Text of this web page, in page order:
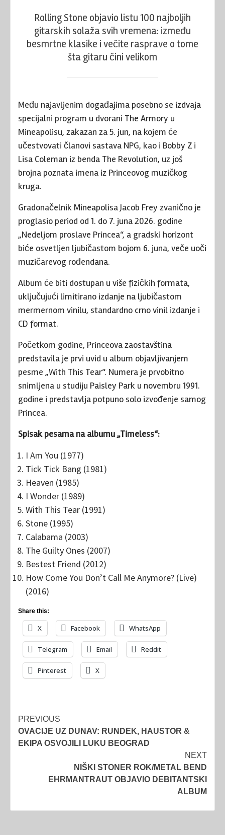
Rolling Stone objavio listu 100 najboljih
gitarskih solaža svih vremena: između
besmrtne klasike i večite rasprave o tome
šta gitaru čini velikom
Među najavljenim događajima posebno se izdvaja
specijalni program u dvorani The Armory u
Mineapolisu, zakazan za 5. jun, na kojem će
učestvovati članovi sastava NPG, kao i Bobby Z i
Lisa Coleman iz benda The Revolution, uz još
brojna poznata imena iz Princeovog muzičkog
kruga.
Gradonačelnik Mineapolisa Jacob Frey zvanično je
proglasio period od 1. do 7. juna 2026. godine
„Nedeljom proslave Princea“, a gradski horizont
biće osvetljen ljubičastom bojom 6. juna, veče uoči
muzičarevog rođendana.
Album će biti dostupan u više fizičkih formata,
uključujući limitirano izdanje na ljubičastom
mermernom vinilu, standardno crno vinil izdanje i
CD format.
Početkom godine, Princeova zaostavština
predstavila je prvi uvid u album objavljivanjem
pesme „With This Tear“. Numera je prvobitno
snimljena u studiju Paisley Park u novembru 1991.
godine i predstavlja potpuno solo izvođenje samog
Princea.
Spisak pesama na albumu „Timeless“:
I Am You (1977)
Tick Tick Bang (1981)
Heaven (1985)
I Wonder (1989)
With This Tear (1991)
Stone (1995)
Calabama (2003)
The Guilty Ones (2007)
Bestest Friend (2012)
How Come You Don’t Call Me Anymore? (Live)
(2016)
Share this:
X Facebook WhatsApp
Telegram Email Reddit
Pinterest X
Post
navigation
PREVIOUS
OVACIJE UZ DUNAV: RUNDEK, HAUSTOR &
EKIPA OSVOJILI LUKU BEOGRAD
NEXT
NIŠKI STONER ROK/METAL BEND
EHRMANTRAUT OBJAVIO DEBITANTSKI
ALBUM